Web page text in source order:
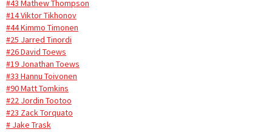
#43 Mathew Thompson
#14 Viktor Tikhonov
#44 Kimmo Timonen
#25 Jarred Tinordi
#26 David Toews
#19 Jonathan Toews
#33 Hannu Toivonen
#90 Matt Tomkins
#22 Jordin Tootoo
#23 Zack Torquato
# Jake Trask